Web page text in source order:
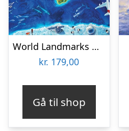
World Landmarks Globe
kr. 179,00
Gå til shop